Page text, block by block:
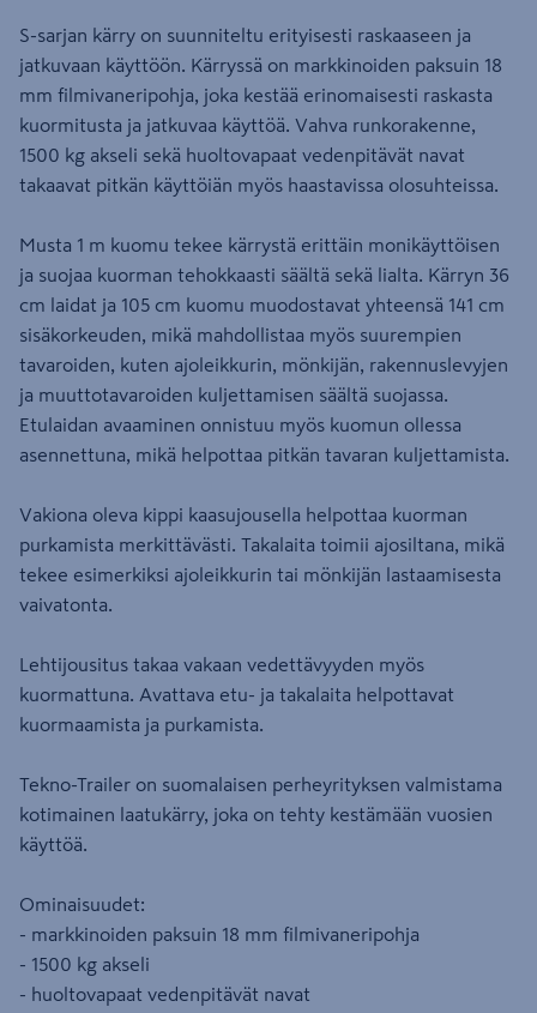
S-sarjan kärry on suunniteltu erityisesti raskaaseen ja
jatkuvaan käyttöön. Kärryssä on markkinoiden paksuin 18
mm filmivaneripohja, joka kestää erinomaisesti raskasta
kuormitusta ja jatkuvaa käyttöä. Vahva runkorakenne,
1500 kg akseli sekä huoltovapaat vedenpitävät navat
takaavat pitkän käyttöiän myös haastavissa olosuhteissa.
Musta 1 m kuomu tekee kärrystä erittäin monikäyttöisen
ja suojaa kuorman tehokkaasti säältä sekä lialta. Kärryn 36
cm laidat ja 105 cm kuomu muodostavat yhteensä 141 cm
sisäkorkeuden, mikä mahdollistaa myös suurempien
tavaroiden, kuten ajoleikkurin, mönkijän, rakennuslevyjen
ja muuttotavaroiden kuljettamisen säältä suojassa.
Etulaidan avaaminen onnistuu myös kuomun ollessa
asennettuna, mikä helpottaa pitkän tavaran kuljettamista.
Vakiona oleva kippi kaasujousella helpottaa kuorman
purkamista merkittävästi. Takalaita toimii ajosiltana, mikä
tekee esimerkiksi ajoleikkurin tai mönkijän lastaamisesta
vaivatonta.
Lehtijousitus takaa vakaan vedettävyyden myös
kuormattuna. Avattava etu- ja takalaita helpottavat
kuormaamista ja purkamista.
Tekno-Trailer on suomalaisen perheyrityksen valmistama
kotimainen laatukärry, joka on tehty kestämään vuosien
käyttöä.
Ominaisuudet:
- markkinoiden paksuin 18 mm filmivaneripohja
- 1500 kg akseli
- huoltovapaat vedenpitävät navat